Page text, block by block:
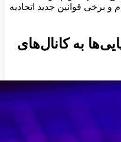
برخی قوانین جدید اتحادیه
به کانال‌های